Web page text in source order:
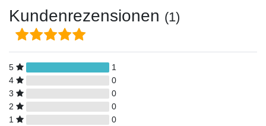
Kundenrezensionen (1)
5
1
4
0
3
0
2
0
1
0